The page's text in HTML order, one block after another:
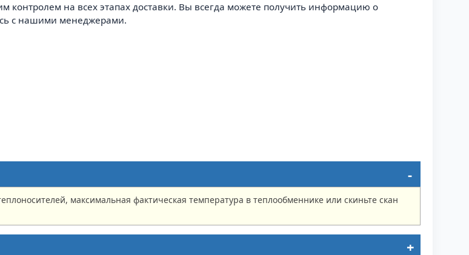
контролем на всех этапах доставки. Вы всегда можете получить информацию о
с нашими менеджерами.
максимальная фактическая температура в теплообменнике или скиньте скан